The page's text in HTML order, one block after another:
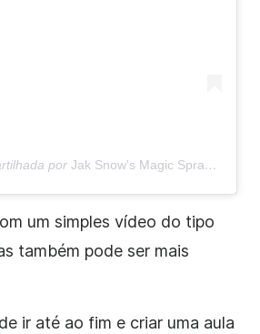
por Jak Snow's Magic Spray
um simples vídeo do tipo
também pode ser mais
ir até ao fim e criar uma aula